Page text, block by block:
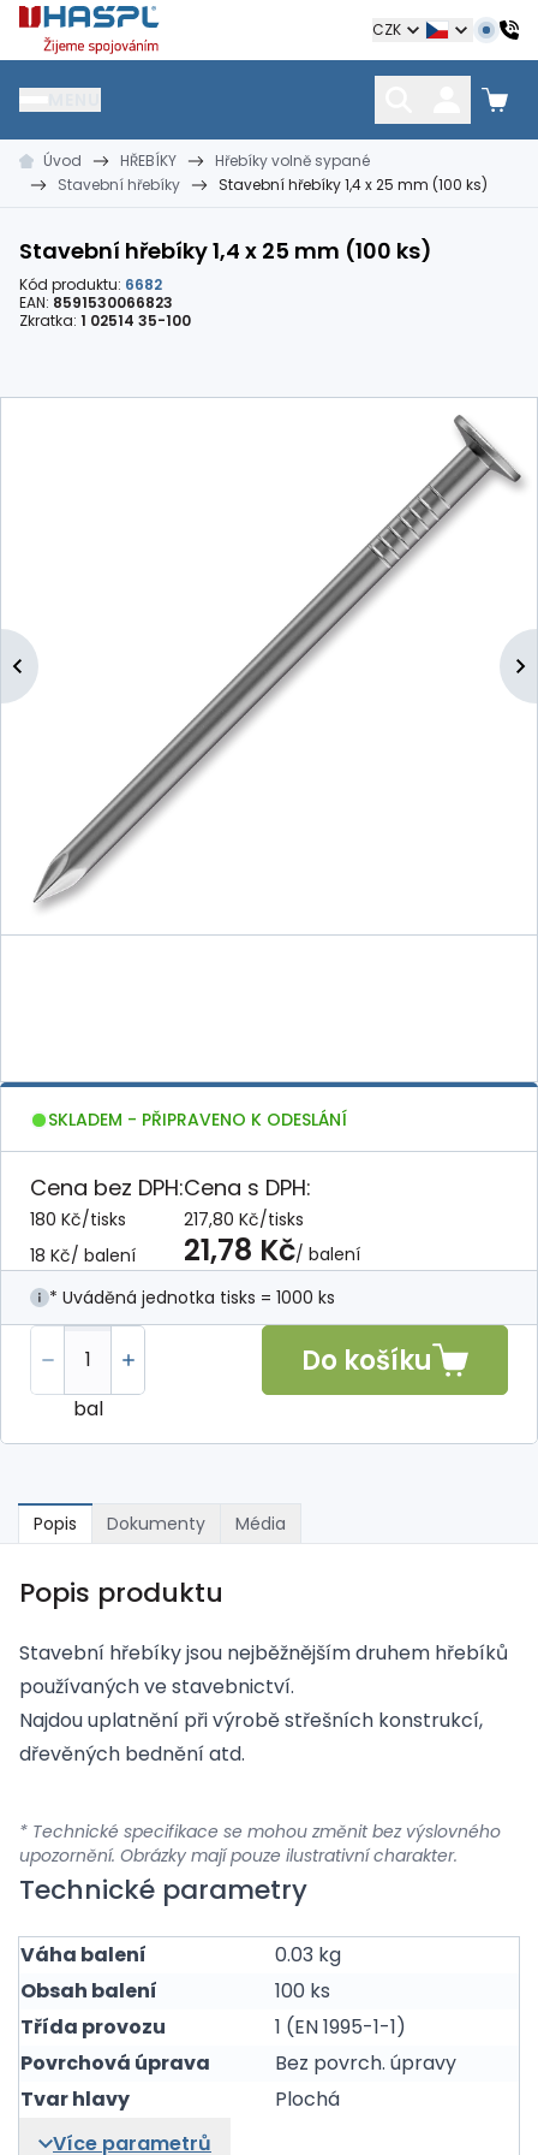
Hašpl CZK
HŘEBÍKY
kramle
SPOJOVACÍ MATERIÁL
vruty, šrouby, matice
KOTEVNÍ TECHNIKA
hmoždinky, napínáky
Úvod HŘEBÍKY
Hřebíky volně sypané
Stavební hřebíky
Stavební hřebíky 1,4 x 25 mm (100 ks)
Stavební hřebíky 1,4 x 25 mm (100 ks)
Kód produktu: 6682
EAN: 8591530066823
Zkratka: 1 02514 35-100
SKLADEM - PŘIPRAVENO K ODESLÁNÍ
Cena bez DPH:
180 Kč/tisks
18 Kč/ balení
Cena s DPH:
217,80 Kč/tisks
21,78 Kč/ balení
* Uváděná jednotka tisks = 1000 ks
bal
Do košíku
Popis Dokumenty Média
Popis produktu
Stavební hřebíky jsou nejběžnějším druhem hřebíků
používaných ve stavebnictví.
Najdou uplatnění při výrobě střešních konstrukcí,
dřevěných bednění atd.
* Technické specifikace se mohou změnit bez výslovného
upozornění. Obrázky mají pouze ilustrativní charakter.
Technické parametry
Váha balení
0.03 kg
Obsah balení
100 ks
Třída provozu
1 (EN 1995-1-1)
Povrchová úprava
Bez povrch. úpravy
Tvar hlavy
Plochá
Více parametrů